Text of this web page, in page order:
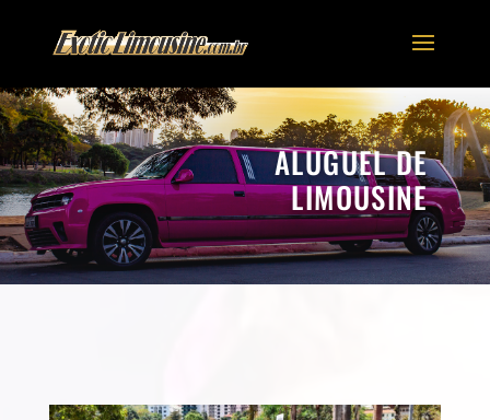
ALUGUEL DE
LIMOUSINE